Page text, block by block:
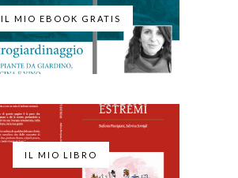
IL MIO EBOOK GRATIS
IL MIO LIBRO